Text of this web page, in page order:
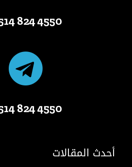
4550 824 514 1 +
4550 824 514 1 +
أحدث المقالات